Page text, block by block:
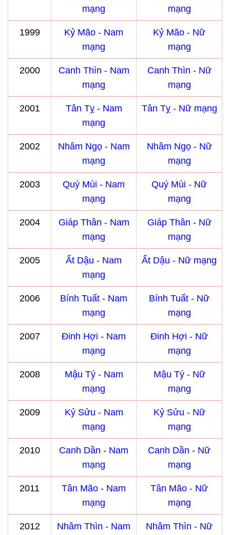
mạng
mạng
1999
Kỷ Mão - Nam
mạng
Kỷ Mão - Nữ
mạng
2000
Canh Thìn - Nam
mạng
Canh Thìn - Nữ
mạng
2001
Tân Tỵ - Nam
mạng
Tân Tỵ - Nữ mạng
2002
Nhâm Ngọ - Nam
mạng
Nhâm Ngọ - Nữ
mạng
2003
Quý Mùi - Nam
mạng
Quý Mùi - Nữ
mạng
2004
Giáp Thân - Nam
mạng
Giáp Thân - Nữ
mạng
2005
Ất Dậu - Nam
mạng
Ất Dậu - Nữ mạng
2006
Bính Tuất - Nam
mạng
Bính Tuất - Nữ
mạng
2007
Đinh Hợi - Nam
mạng
Đinh Hợi - Nữ
mạng
2008
Mậu Tý - Nam
mạng
Mậu Tý - Nữ
mạng
2009
Kỷ Sửu - Nam
mạng
Kỷ Sửu - Nữ
mạng
2010
Canh Dần - Nam
mạng
Canh Dần - Nữ
mạng
2011
Tân Mão - Nam
mạng
Tân Mão - Nữ
mạng
2012
Nhâm Thìn - Nam
Nhâm Thìn - Nữ